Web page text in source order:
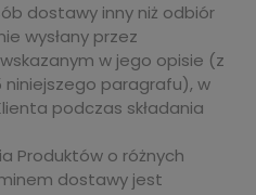
dostawy inny niż odbiór
wysłany przez
w jego opisie (z
paragrafu), w
podczas składania
Produktów o różnych
dostawy jest